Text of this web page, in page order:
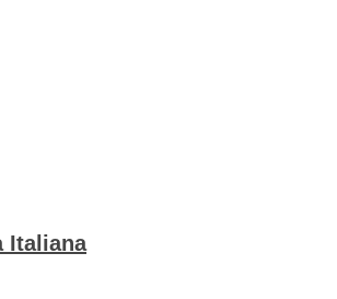
Italiana